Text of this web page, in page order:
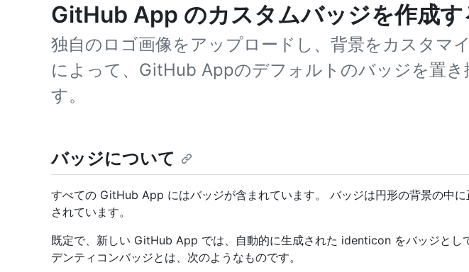
GitHub App のカスタムバッジを作成す
独自のロゴ画像をアップロードし、背景をカスタマ
によって、GitHub Appのデフォルトのバッジを置き
す。
バッジについて
すべての GitHub App にはバッジが含まれています。 バッジは円形の背景の中に
されています。
既定で、新しい GitHub App では、自動的に生成された identicon をバッジとし
デンティコンバッジとは、次のようなものです。